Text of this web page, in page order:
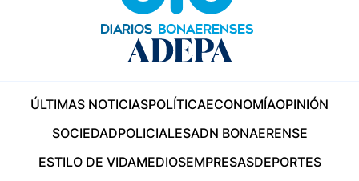
ÚLTIMAS NOTICIASPOLÍTICAECONOMÍAOPINIÓN
SOCIEDADPOLICIALESADN BONAERENSE
ESTILO DE VIDAMEDIOSEMPRESASDEPORTES